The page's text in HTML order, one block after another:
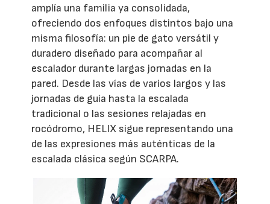
amplía una familia ya consolidada,
ofreciendo dos enfoques distintos bajo una
misma filosofía: un pie de gato versátil y
duradero diseñado para acompañar al
escalador durante largas jornadas en la
pared. Desde las vías de varios largos y las
jornadas de guía hasta la escalada
tradicional o las sesiones relajadas en
rocódromo, HELIX sigue representando una
de las expresiones más auténticas de la
escalada clásica según SCARPA.